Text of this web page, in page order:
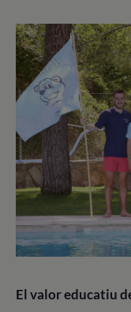
El valor educatiu